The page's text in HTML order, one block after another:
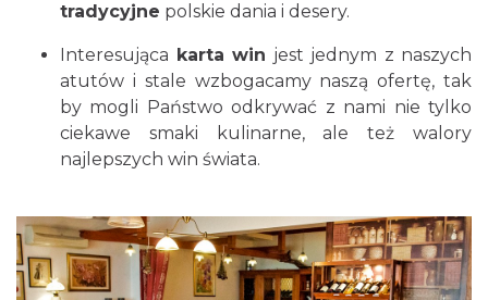
tradycyjne polskie dania i desery.
Interesująca karta win jest jednym z naszych
atutów i stale wzbogacamy naszą ofertę, tak
by mogli Państwo odkrywać z nami nie tylko
ciekawe smaki kulinarne, ale też walory
najlepszych win świata.